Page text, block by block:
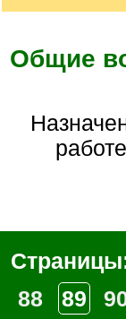
Общие
Назначение, порядок работы, общие вопросы по
88
89